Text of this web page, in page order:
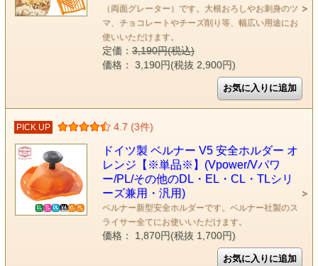
（両面グレーター）です。大根おろしやお刺身のツ
マ、チョコレートやチーズ削り等、幅広い用途にお
使いいただけます。
定価：3,190円(税込)
価格： 3,190円(税抜 2,900円)
PICK UP 4.7 (3件)
ドイツ製 ベルナー V5 安全ホルダー オ
レンジ【※単品※】(Vpower/Vパワ
ー/PL/その他のDL・EL・CL・TLシリ
ーズ兼用・汎用)
ベルナー新型安全ホルダーです。ベルナー社製のス
ライサー全てにお使いいただけます。
価格： 1,870円(税抜 1,700円)